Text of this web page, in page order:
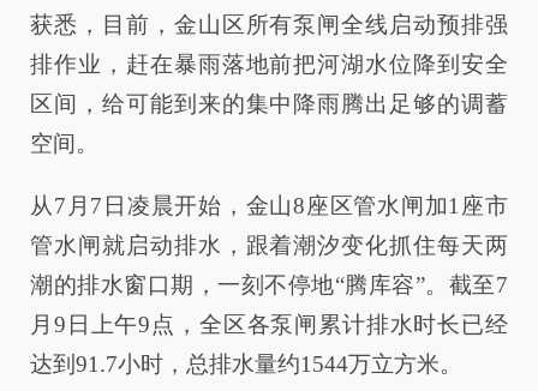
获悉，目前，金山区所有泵闸全线启动预排强
排作业，赶在暴雨落地前把河湖水位降到安全
区间，给可能到来的集中降雨腾出足够的调蓄
空间。
从7月7日凌晨开始，金山8座区管水闸加1座市
管水闸就启动排水，跟着潮汐变化抓住每天两
潮的排水窗口期，一刻不停地“腾库容”。截至7
月9日上午9点，全区各泵闸累计排水时长已经
达到91.7小时，总排水量约1544万立方米。